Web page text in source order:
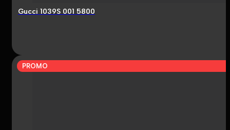
Gucci 1039S 001 5800
PROMO